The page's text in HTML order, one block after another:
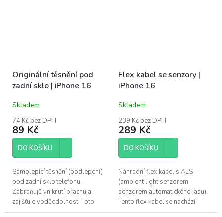
Originální těsnění pod
zadní sklo | iPhone 16
Skladem
74 Kč bez DPH
89 Kč
DO KOŠÍKU
Samolepící těsnění (podlepení)
pod zadní sklo telefonu.
Zabraňujě vniknutí prachu a
zajišťuje voděodolnost. Toto
adhesivum je vhodné vyměnit
Flex kabel se senzory |
iPhone 16
Skladem
239 Kč bez DPH
289 Kč
DO KOŠÍKU
Náhradní flex kabel s ALS
(ambient light senzorem -
senzorem automatického jasu).
Tento flex kabel se nachází
nalepený na zadní straně